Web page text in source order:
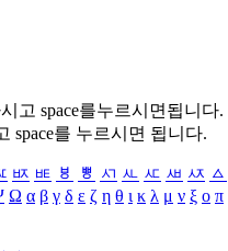
고 space를누르시면됩니다.
space를 누르시면 됩니다.
ㅶ ㅷ ㅸ ㅹ ㅺ ㅻ ㅼ ㅽ ㅾ ㅿ
Ω α β γ δ ε ζ η θ ι κ λ μ ν ξ ο π